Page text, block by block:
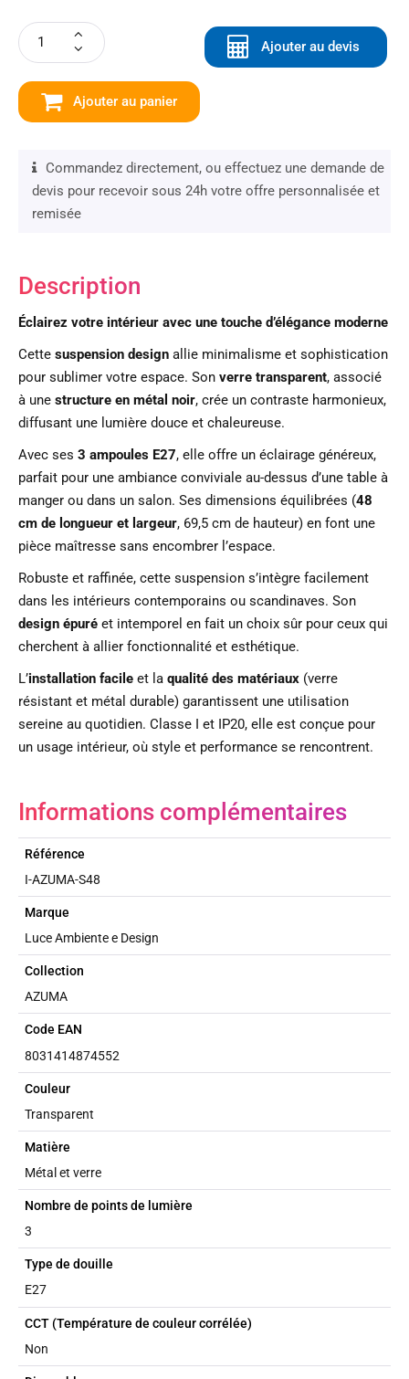
Ajouter au panier
Ajouter au devis
Commandez directement, ou effectuez une demande de
devis pour recevoir sous 24h votre offre personnalisée et
remisée
Description
Éclairez votre intérieur avec une touche d’élégance moderne
Cette suspension design allie minimalisme et sophistication
pour sublimer votre espace. Son verre transparent, associé
à une structure en métal noir, crée un contraste harmonieux,
diffusant une lumière douce et chaleureuse.
Avec ses 3 ampoules E27, elle offre un éclairage généreux,
parfait pour une ambiance conviviale au-dessus d’une table à
manger ou dans un salon. Ses dimensions équilibrées (48
cm de longueur et largeur, 69,5 cm de hauteur) en font une
pièce maîtresse sans encombrer l’espace.
Robuste et raffinée, cette suspension s’intègre facilement
dans les intérieurs contemporains ou scandinaves. Son
design épuré et intemporel en fait un choix sûr pour ceux qui
cherchent à allier fonctionnalité et esthétique.
L’installation facile et la qualité des matériaux (verre
résistant et métal durable) garantissent une utilisation
sereine au quotidien. Classe I et IP20, elle est conçue pour
un usage intérieur, où style et performance se rencontrent.
Informations complémentaires
Référence
I-AZUMA-S48
Marque
Luce Ambiente e Design
Collection
AZUMA
Code EAN
8031414874552
Couleur
Transparent
Matière
Métal et verre
Nombre de points de lumière
3
Type de douille
E27
CCT (Température de couleur corrélée)
Non